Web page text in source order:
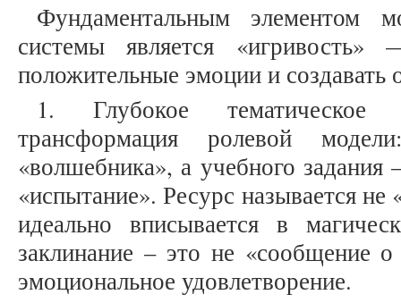
Фундаментальным элементом
системы является «игривость»
положительные эмоции и
1. Глубокое тематическое
трансформация ролевой
«волшебника», а учебного задания
«испытание». Ресурс называется
идеально вписывается в
заклинание – это не «сообщение
эмоциональное удовлетворение.